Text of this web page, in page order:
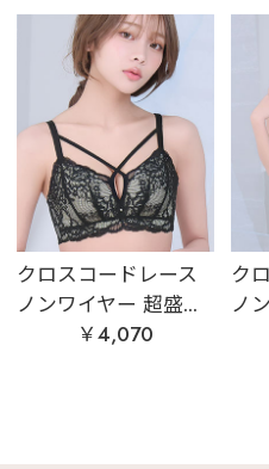
クロスコードレース
ノンワイヤー 超盛...
￥4,070
ク
ノ